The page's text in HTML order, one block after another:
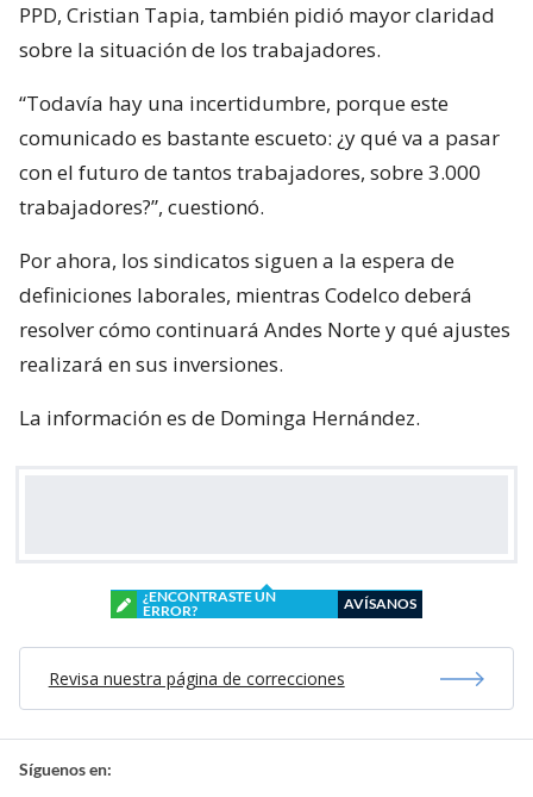
PPD, Cristian Tapia, también pidió mayor claridad
sobre la situación de los trabajadores.
“Todavía hay una incertidumbre, porque este
comunicado es bastante escueto: ¿y qué va a pasar
con el futuro de tantos trabajadores, sobre 3.000
trabajadores?”, cuestionó.
Por ahora, los sindicatos siguen a la espera de
definiciones laborales, mientras Codelco deberá
resolver cómo continuará Andes Norte y qué ajustes
realizará en sus inversiones.
La información es de Dominga Hernández.
¿ENCONTRASTE UN
ERROR?
AVÍSANOS
Revisa nuestra página de correcciones
Síguenos en: